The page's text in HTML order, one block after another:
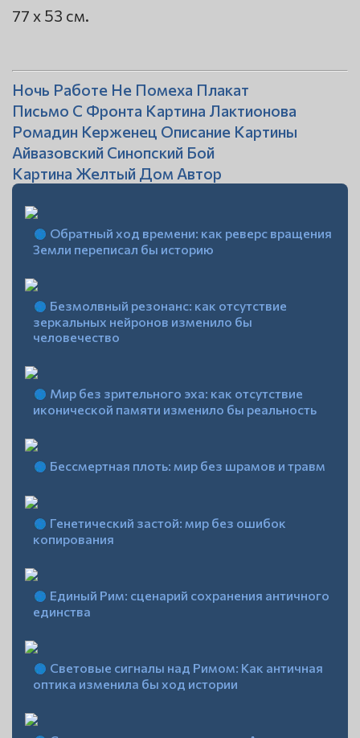
77 x 53 см.
Ночь Работе Не Помеха Плакат
Письмо С Фронта Картина Лактионова
Ромадин Керженец Описание Картины
Айвазовский Синопский Бой
Картина Желтый Дом Автор
Обратный ход времени: как реверс вращения
Земли переписал бы историю
Безмолвный резонанс: как отсутствие
зеркальных нейронов изменило бы
человечество
Мир без зрительного эха: как отсутствие
иконической памяти изменило бы реальность
Бессмертная плоть: мир без шрамов и травм
Генетический застой: мир без ошибок
копирования
Единый Рим: сценарий сохранения античного
единства
Световые сигналы над Римом: Как античная
оптика изменила бы ход истории